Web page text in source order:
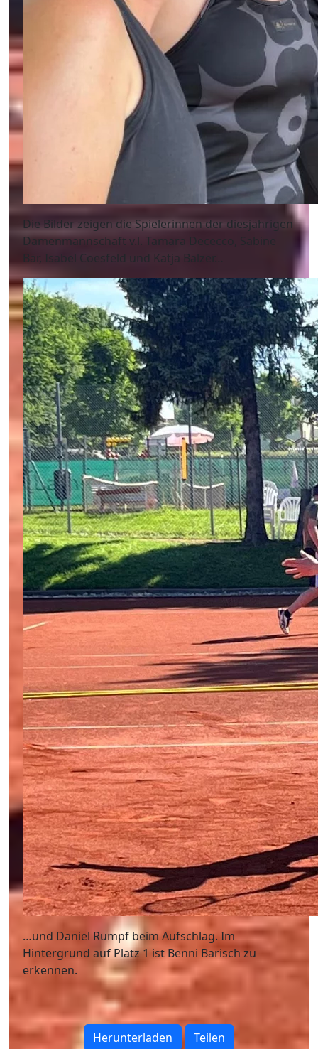
Die Bilder zeigen die Spielerinnen der diesjährigen
Damenmannschaft v.l. Tamara Dececco, Sabine
Bär, Isabel Coesfeld und Katja Balzer…
…und Daniel Rumpf beim Aufschlag. Im
Hintergrund auf Platz 1 ist Benni Barisch zu
erkennen.
Herunterladen Teilen